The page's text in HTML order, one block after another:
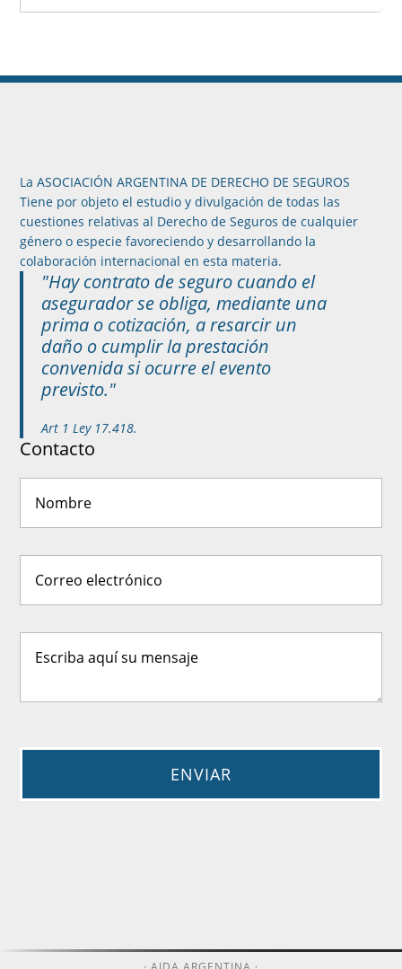
La ASOCIACIÓN ARGENTINA DE DERECHO DE SEGUROS
Tiene por objeto el estudio y divulgación de todas las
cuestiones relativas al Derecho de Seguros de cualquier
género o especie favoreciendo y desarrollando la
colaboración internacional en esta materia.
"Hay contrato de seguro cuando el
asegurador se obliga, mediante una
prima o cotización, a resarcir un
daño o cumplir la prestación
convenida si ocurre el evento
previsto."
Art 1 Ley 17.418.
Contacto